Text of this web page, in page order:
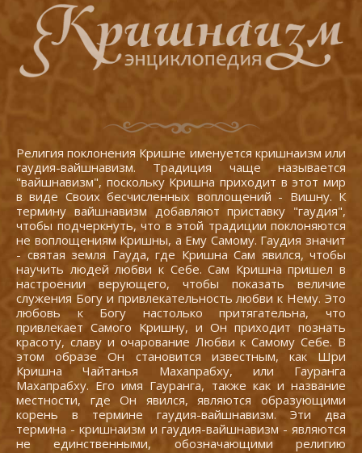
Религия поклонения Кришне именуется кришнаизм или
гаудия-вайшнавизм. Традиция чаще называется
"вайшнавизм", поскольку Кришна приходит в этот мир
в виде Своих бесчисленных воплощений - Вишну. К
термину вайшнавизм добавляют приставку "гаудия",
чтобы подчеркнуть, что в этой традиции поклоняются
не воплощениям Кришны, а Ему Самому. Гаудия значит
- святая земля Гауда, где Кришна Сам явился, чтобы
научить людей любви к Себе. Сам Кришна пришел в
настроении верующего, чтобы показать величие
служения Богу и привлекательность любви к Нему. Это
любовь к Богу настолько притягательна, что
привлекает Самого Кришну, и Он приходит познать
красоту, славу и очарование Любви к Самому Себе. В
этом образе Он становится известным, как Шри
Кришна Чайтанья Махапрабху, или Гауранга
Махапрабху. Его имя Гауранга, также как и название
местности, где Он явился, являются образующими
корень в термине гаудия-вайшнавизм. Эти два
термина - кришнаизм и гаудия-вайшнавизм - являются
не единственными, обозначающими религию